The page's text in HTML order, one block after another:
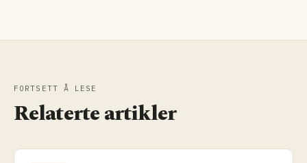
FORTSETT Å LESE
Relaterte artikler